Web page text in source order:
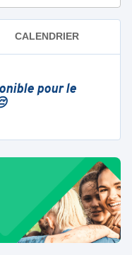
CALENDRIER
pour le